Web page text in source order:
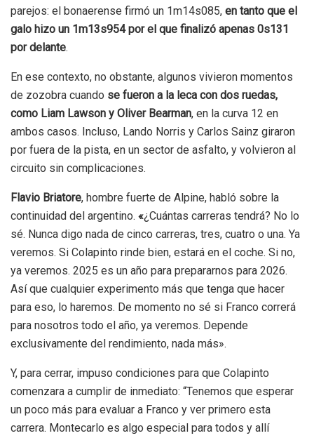
parejos: el bonaerense firmó un 1m14s085, en tanto que el
galo hizo un 1m13s954 por el que finalizó apenas 0s131
por delante.
En ese contexto, no obstante, algunos vivieron momentos
de zozobra cuando se fueron a la leca con dos ruedas,
como Liam Lawson y Oliver Bearman, en la curva 12 en
ambos casos. Incluso, Lando Norris y Carlos Sainz giraron
por fuera de la pista, en un sector de asfalto, y volvieron al
circuito sin complicaciones.
Flavio Briatore, hombre fuerte de Alpine, habló sobre la
continuidad del argentino. «¿Cuántas carreras tendrá? No lo
sé. Nunca digo nada de cinco carreras, tres, cuatro o una. Ya
veremos. Si Colapinto rinde bien, estará en el coche. Si no,
ya veremos. 2025 es un año para prepararnos para 2026.
Así que cualquier experimento más que tenga que hacer
para eso, lo haremos. De momento no sé si Franco correrá
para nosotros todo el año, ya veremos. Depende
exclusivamente del rendimiento, nada más».
Y, para cerrar, impuso condiciones para que Colapinto
comenzara a cumplir de inmediato: “Tenemos que esperar
un poco más para evaluar a Franco y ver primero esta
carrera. Montecarlo es algo especial para todos y allí